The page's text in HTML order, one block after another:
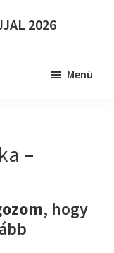
2026
Menü
–
, hogy